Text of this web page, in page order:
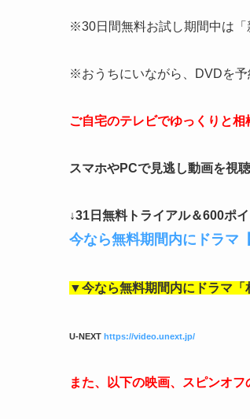
※30日間無料お試し期間中は「
※おうちにいながら、DVDを予
ご自宅のテレビでゆっくりと
スマホやPCで見逃し動画を視
↓31日無料トライアル＆600ポ
今なら無料期間内にドラマ
▼今なら無料期間内にドラマ「
U-NEXT https://video.unext.jp/
また、以下の映画、スピンオ